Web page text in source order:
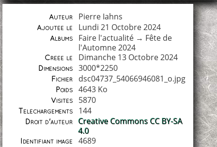
Auteur Pierre Iahns
Ajoutée le Lundi 21 Octobre 2024
Albums Faire l'actualité→ Fête de
l'Automne 2024
Créée le Dimanche 13 Octobre 2024
Dimensions 3000*2250
Fichier dsc04737_54066946081_o.jpg
Poids 4643 Ko
Visites 5870
Téléchargements 144
Droit d'auteur
Creative Commons CC BY-SA
4.0
Identifiant image 4689